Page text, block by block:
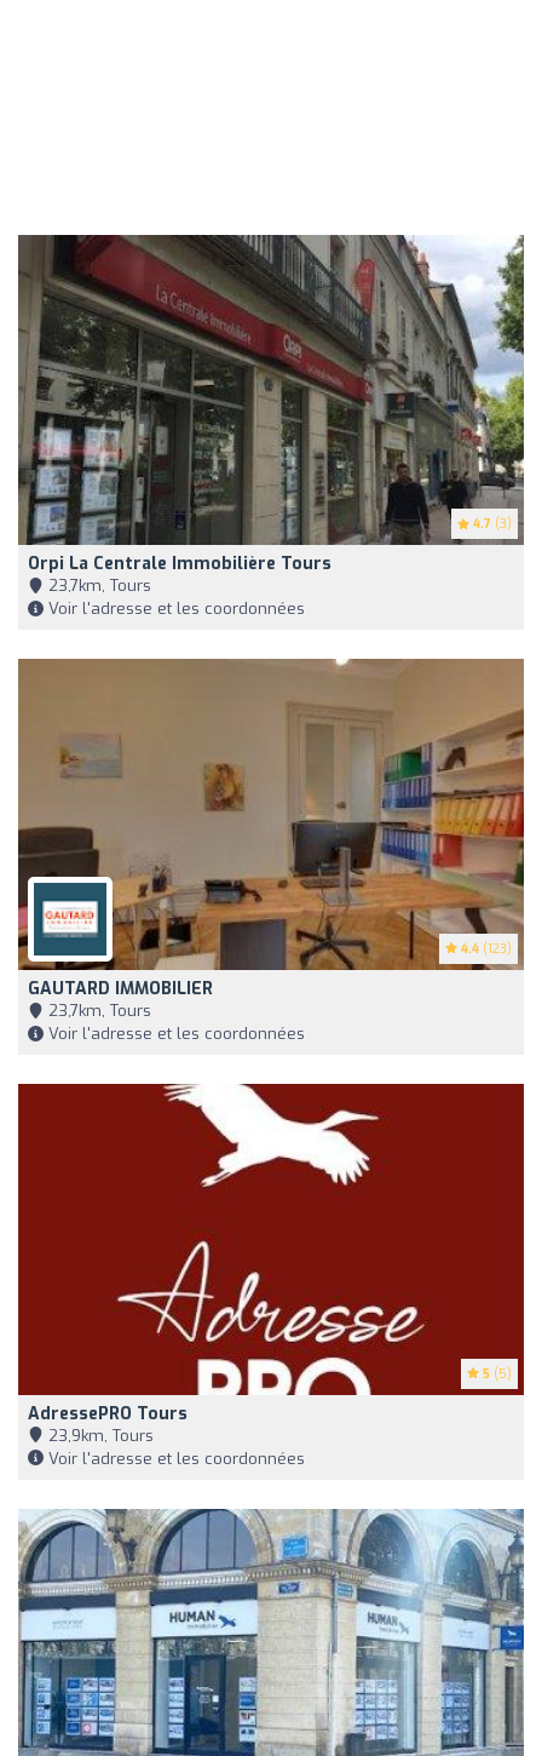
4.7 (3)
Orpi La Centrale Immobilière Tours
23,7km, Tours
Voir l'adresse et les coordonnées
4.4 (123)
GAUTARD IMMOBILIER
23,7km, Tours
Voir l'adresse et les coordonnées
5 (5)
AdressePRO Tours
23,9km, Tours
Voir l'adresse et les coordonnées